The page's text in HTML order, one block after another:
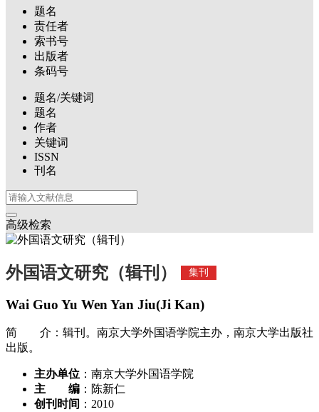
题名
责任者
索书号
出版者
条码号
题名/关键词
题名
作者
关键词
ISSN
刊名
高级检索
外国语文研究（辑刊） 集刊
Wai Guo Yu Wen Yan Jiu(Ji Kan)
简 介：辑刊。南京大学外国语学院主办，南京大学出版社
出版。
主办单位 ：南京大学外国语学院
主 编 ：陈新仁
创刊时间 ：2010